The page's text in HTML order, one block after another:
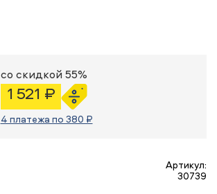
со скидкой 55%
1 521 ₽
4 платежа по 380 ₽
Артикул:
30739